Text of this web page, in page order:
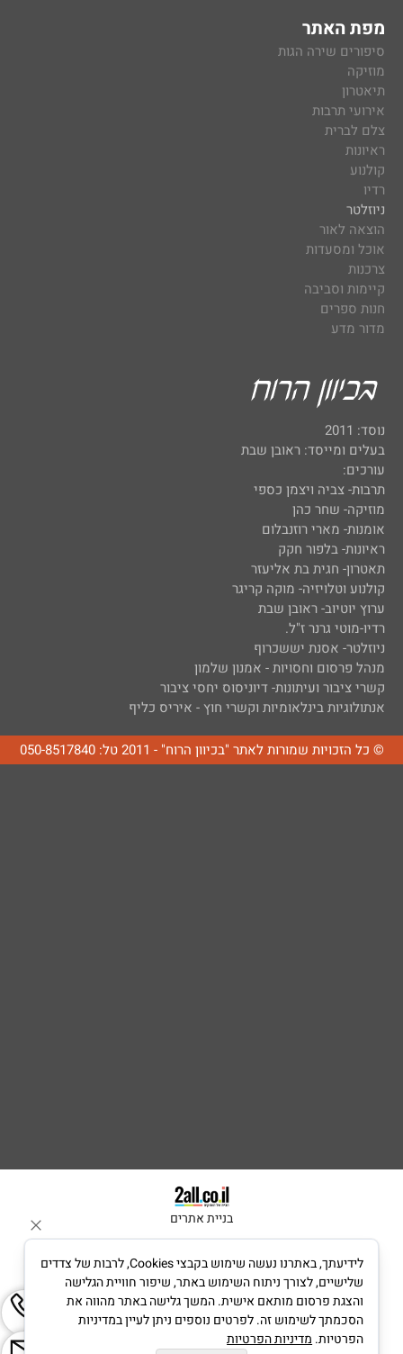
מפת האתר
סיפורים שירה הגות
מוזיקה
תיאטרון
אירועי תרבות
צלם לברית
ראיונות
קולנוע
רדיו
ניוזלטר
הוצאה לאור
אוכל ומסעדות
צרכנות
קיימות וסביבה
חנות ספרים
מדור מדע
נוסד: 2011
בעלים ומייסד: ראובן שבת
עורכים:
תרבות- צביה ויצמן כספי
מוזיקה- שחר כהן
אומנות- מארי רוזנבלום
ראיונות- בלפור חקק
תאטרון- חגית בת אליעזר
קולנוע וטלויזיה- מוקה קריגר
ערוץ יוטיוב- ראובן שבת
רדיו-מוטי גרנר ז"ל.
ניוזלטר- אסנת יששכרוף
מנהל פרסום וחסויות - אמנון שלמון
קשרי ציבור ועיתונות- דיוניסוס יחסי ציבור
אנתולוגיות בינלאומיות וקשרי חוץ - איריס כליף
© כל הזכויות שמורות לאתר "בכיוון הרוח" - 2011 טל: 050-8517840
בניית אתרים
לידיעתך, באתרנו נעשה שימוש בקבצי Cookies, לרבות של צדדים
שלישיים, לצורך ניתוח השימוש באתר, שיפור חוויית הגלישה
והצגת פרסום מותאם אישית. המשך גלישה באתר מהווה את
הסכמתך לשימוש זה. לפרטים נוספים ניתן לעיין במדיניות
הפרטיות. מדיניות הפרטיות